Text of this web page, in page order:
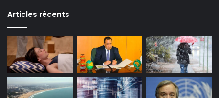
Articles récents